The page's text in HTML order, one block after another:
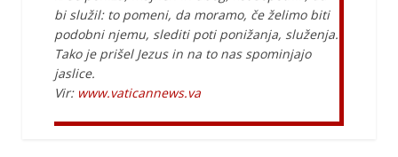
bi služil: to pomeni, da moramo, če želimo biti
podobni njemu, slediti poti ponižanja, služenja.
Tako je prišel Jezus in na to nas spominjajo
jaslice.
Vir: www.vaticannews.va